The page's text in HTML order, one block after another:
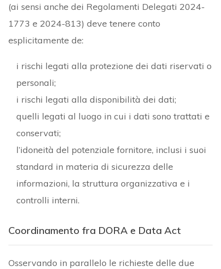
(ai sensi anche dei Regolamenti Delegati 2024-
1773 e 2024-813) deve tenere conto
esplicitamente de:
i rischi legati alla protezione dei dati riservati o
personali;
i rischi legati alla disponibilità dei dati;
quelli legati al luogo in cui i dati sono trattati e
conservati;
l’idoneità del potenziale fornitore, inclusi i suoi
standard in materia di sicurezza delle
informazioni, la struttura organizzativa e i
controlli interni.
Coordinamento fra DORA e Data Act
Osservando in parallelo le richieste delle due